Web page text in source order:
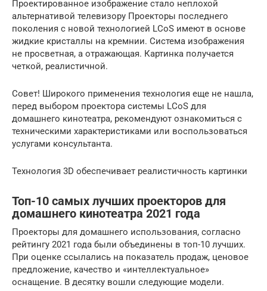
Проектированное изображение стало неплохой
альтернативой телевизору Проекторы последнего
поколения с новой технологией LCoS имеют в основе
жидкие кристаллы на кремнии. Система изображения
не просветная, а отражающая. Картинка получается
четкой, реалистичной.
Совет! Широкого применения технология еще не нашла,
перед выбором проектора системы LCoS для
домашнего кинотеатра, рекомендуют ознакомиться с
техническими характеристиками или воспользоваться
услугами консультанта.
Технология 3D обеспечивает реалистичность картинки
Топ-10 самых лучших проекторов для
домашнего кинотеатра 2021 года
Проекторы для домашнего использования, согласно
рейтингу 2021 года были объединены в топ-10 лучших.
При оценке ссылались на показатель продаж, ценовое
предложение, качество и «интеллектуальное»
оснащение. В десятку вошли следующие модели.